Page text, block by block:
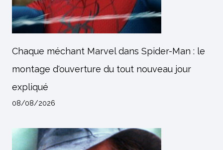
Chaque méchant Marvel dans Spider-Man : le
montage d'ouverture du tout nouveau jour
expliqué
08/08/2026